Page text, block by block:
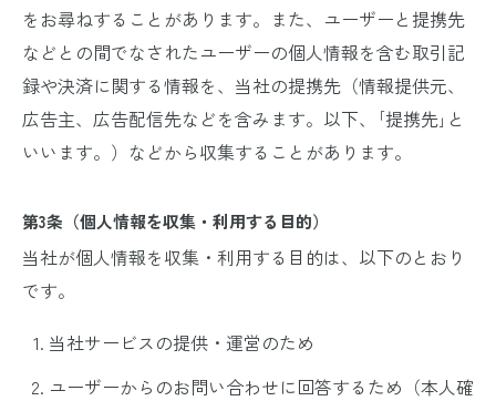
をお尋ねすることがあります。また、ユーザーと提携先
などとの間でなされたユーザーの個人情報を含む取引記
録や決済に関する情報を、当社の提携先（情報提供元、
広告主、広告配信先などを含みます。以下、｢提携先｣と
いいます。）などから収集することがあります。
第3条（個人情報を収集・利用する目的）
当社が個人情報を収集・利用する目的は、以下のとおり
です。
当社サービスの提供・運営のため
ユーザーからのお問い合わせに回答するため（本人確